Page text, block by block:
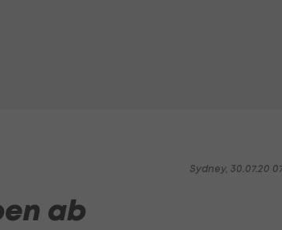
Sydney, 30.07.20
ab